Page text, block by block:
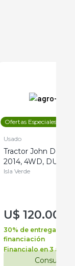
Ofertas Especiales
Usado
Tractor John Deere
2014, 4WD, DUAL
Isla Verde
U$ 120.000
30% de entrega +
financiación
Financialo en 3 años
Consultar